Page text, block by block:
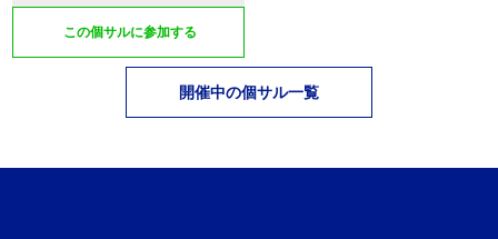
この個サルに参加する
開催中の個サル一覧